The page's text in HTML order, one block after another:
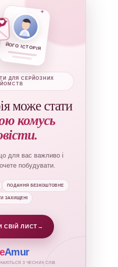
ЙОГО ІСТОРІЯ
✦
ДЛЯ СЕРЙОЗНИХ
може стати
комусь
для вас важливо і
побудувати.
ПОДАННЯ БЕЗКОШТОВНЕ
ЗАХИЩЕНІ
СВІЙ ЛИСТ →
Amur
З ЧЕСНИХ СЛІВ